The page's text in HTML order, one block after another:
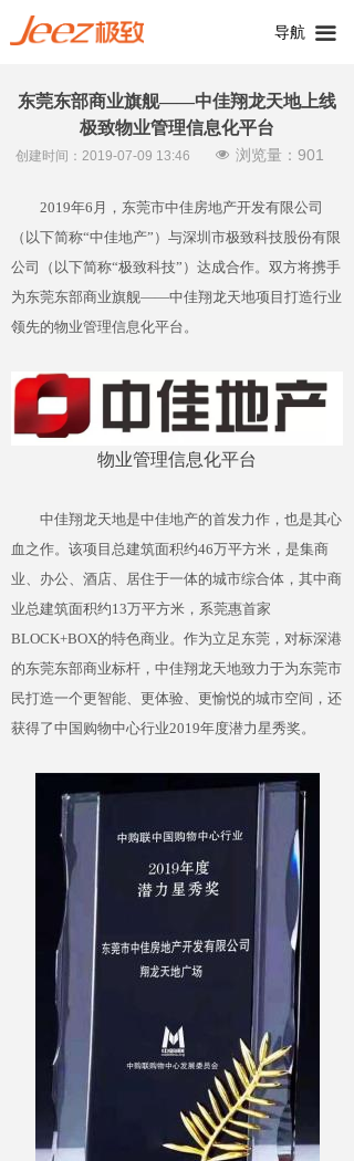
导航 끀
东莞东部商业旗舰——中佳翔龙天地上线
极致物业管理信息化平台
2019年6月，东莞市中佳房地产开发有限公司
（以下简称“中佳地产”）与深圳市极致科技股份有限
公司（以下简称“极致科技”）达成合作。双方将携手
为东莞东部商业旗舰——中佳翔龙天地项目打造行业
领先的物业管理信息化平台。
物业管理信息化平台
中佳翔龙天地是中佳地产的首发力作，也是其心
血之作。该项目总建筑面积约46万平方米，是集商
业、办公、酒店、居住于一体的城市综合体，其中商
业总建筑面积约13万平方米，系莞惠首家
BLOCK+BOX的特色商业。作为立足东莞，对标深港
的东莞东部商业标杆，中佳翔龙天地致力于为东莞市
民打造一个更智能、更体验、更愉悦的城市空间，还
获得了中国购物中心行业2019年度潜力星秀奖。
创建时间： 2019-07-09 13:46 넶 浏览量： 901